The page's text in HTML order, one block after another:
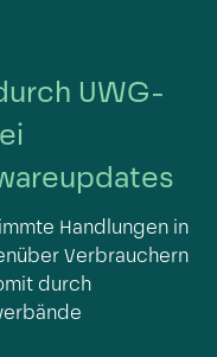
UWG-
Handlungen in
Verbrauchern
durch